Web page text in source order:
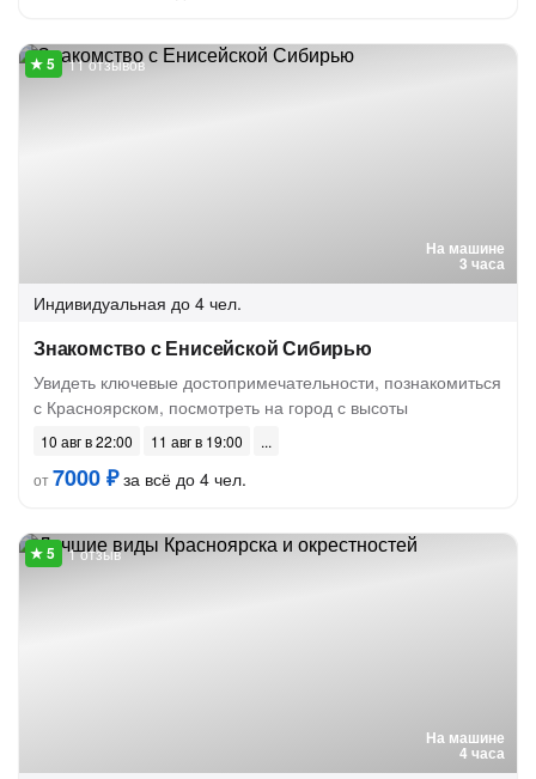
На машине
3 часа
11 отзывов
Индивидуальная до 4 чел.
Знакомство с Енисейской Сибирью
Увидеть ключевые достопримечательности, познакомиться
с Красноярском, посмотреть на город с высоты
10 авг в 22:00
11 авг в 19:00
от7000 ₽за всё до 4 чел.
На машине
4 часа
1 отзыв